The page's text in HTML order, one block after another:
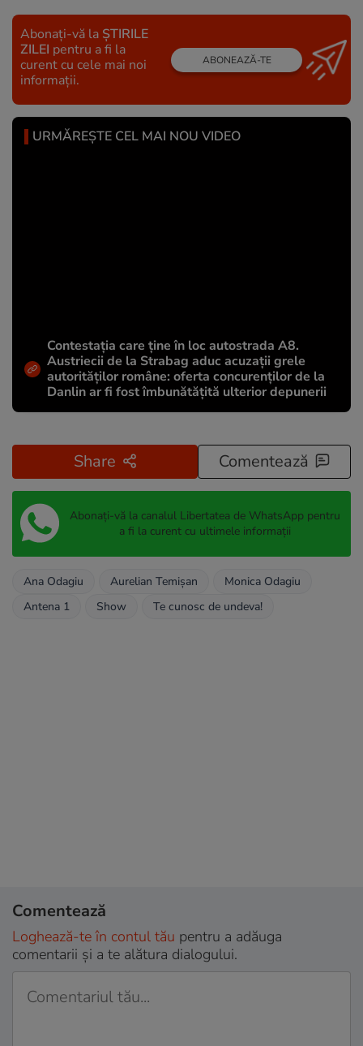
Abonați-vă la ȘTIRILE
ZILEI pentru a fi la
curent cu cele mai noi
informații.
ABONEAZĂ-TE
URMĂREȘTE CEL MAI NOU VIDEO
Contestația care ține în loc autostrada A8.
Austriecii de la Strabag aduc acuzații grele
autorităților române: oferta concurenților de la
Danlin ar fi fost îmbunătățită ulterior depunerii
Share Comentează
Abonați-vă la canalul Libertatea de WhatsApp pentru
a fi la curent cu ultimele informații
Ana Odagiu Aurelian Temișan
Monica Odagiu
Antena 1
Show Te cunosc de undeva!
Comentează
Loghează-te în contul tău pentru a adăuga
comentarii și a te alătura dialogului.